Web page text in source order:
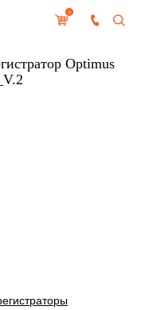
0
Optimus